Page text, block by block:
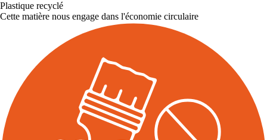
Plastique recyclé
Cette matière nous engage dans l'économie circulaire